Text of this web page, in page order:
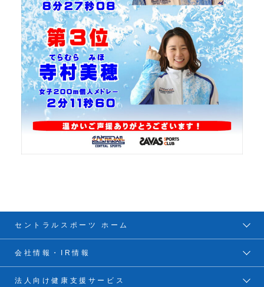
セントラルスポーツ ホーム
会社情報・IR情報
法人向け健康支援サービス